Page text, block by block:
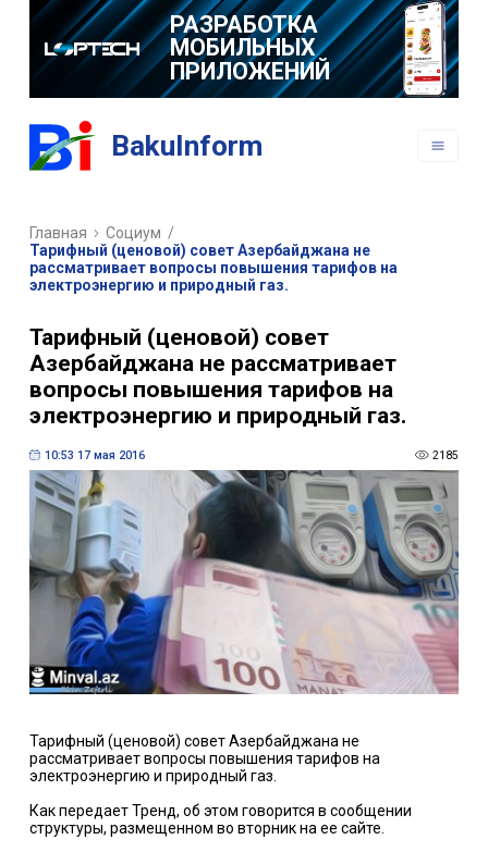
РАЗРАБОТКА
МОБИЛЬНЫХ
ПРИЛОЖЕНИЙ
BakuInform
Главная Социум /
Тарифный (ценовой) совет Азербайджана не
рассматривает вопросы повышения тарифов на
электроэнергию и природный газ.
Тарифный (ценовой) совет
Азербайджана не рассматривает
вопросы повышения тарифов на
электроэнергию и природный газ.
10:53 17 мая 2016 2185
Тарифный (ценовой) совет Азербайджана не
рассматривает вопросы повышения тарифов на
электроэнергию и природный газ.
Как передает Тренд, об этом говорится в сообщении
структуры, размещенном во вторник на ее сайте.